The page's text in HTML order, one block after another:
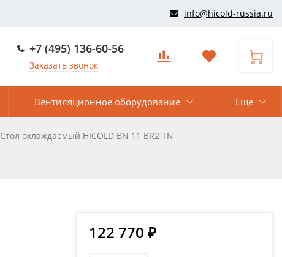
info@hicold-russia.ru
+7 (495) 136-60-56
Заказать звонок
Вентиляционное оборудование Еще
Стол охлаждаемый HICOLD BN 11 BR2 TN
122 770 ₽